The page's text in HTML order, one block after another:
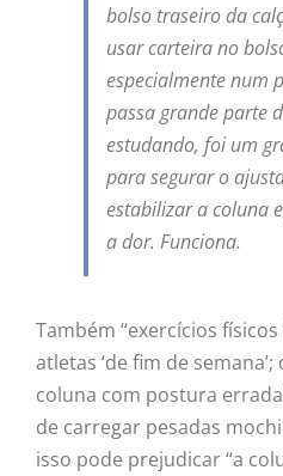
bolso traseiro da
usar carteira no
especialmente num
passa grande parte
estudando, foi um
para segurar o
estabilizar a coluna
a dor. Funciona.
Também “exercícios
atletas ‘de fim de
coluna com postura
de carregar pesadas
isso pode prejudicar “a